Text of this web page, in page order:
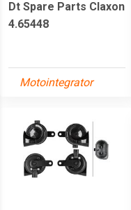
Dt Spare Parts Claxon
4.65448
Motointegrator